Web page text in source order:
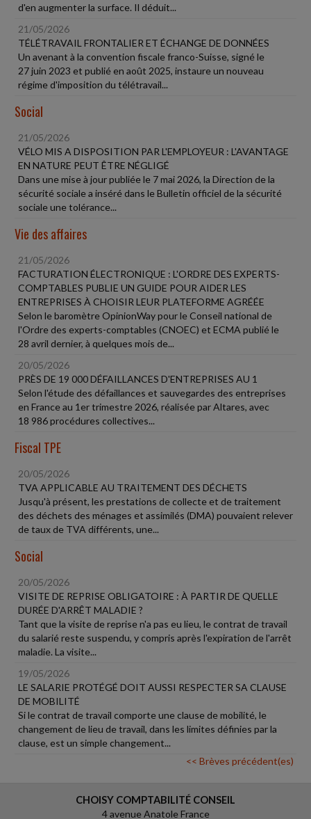
d'en augmenter la surface. Il déduit...
21/05/2026
TÉLÉTRAVAIL FRONTALIER ET ÉCHANGE DE DONNÉES
Un avenant à la convention fiscale franco-Suisse, signé le
27 juin 2023 et publié en août 2025, instaure un nouveau
régime d'imposition du télétravail...
Social
21/05/2026
VÉLO MIS A DISPOSITION PAR L'EMPLOYEUR : L'AVANTAGE
EN NATURE PEUT ÊTRE NÉGLIGÉ
Dans une mise à jour publiée le 7 mai 2026, la Direction de la
sécurité sociale a inséré dans le Bulletin officiel de la sécurité
sociale une tolérance...
Vie des affaires
21/05/2026
FACTURATION ÉLECTRONIQUE : L'ORDRE DES EXPERTS-
COMPTABLES PUBLIE UN GUIDE POUR AIDER LES
ENTREPRISES À CHOISIR LEUR PLATEFORME AGRÉÉE
Selon le baromètre OpinionWay pour le Conseil national de
l'Ordre des experts-comptables (CNOEC) et ECMA publié le
28 avril dernier, à quelques mois de...
20/05/2026
PRÈS DE 19 000 DÉFAILLANCES D'ENTREPRISES AU 1
Selon l'étude des défaillances et sauvegardes des entreprises
en France au 1er trimestre 2026, réalisée par Altares, avec
18 986 procédures collectives...
Fiscal TPE
20/05/2026
TVA APPLICABLE AU TRAITEMENT DES DÉCHETS
Jusqu'à présent, les prestations de collecte et de traitement
des déchets des ménages et assimilés (DMA) pouvaient relever
de taux de TVA différents, une...
Social
20/05/2026
VISITE DE REPRISE OBLIGATOIRE : À PARTIR DE QUELLE
DURÉE D'ARRÊT MALADIE ?
Tant que la visite de reprise n'a pas eu lieu, le contrat de travail
du salarié reste suspendu, y compris après l'expiration de l'arrêt
maladie. La visite...
19/05/2026
LE SALARIE PROTÉGÉ DOIT AUSSI RESPECTER SA CLAUSE
DE MOBILITÉ
Si le contrat de travail comporte une clause de mobilité, le
changement de lieu de travail, dans les limites définies par la
clause, est un simple changement...
<< Brèves précédent(es)
CHOISY COMPTABILITÉ CONSEIL
4 avenue Anatole France